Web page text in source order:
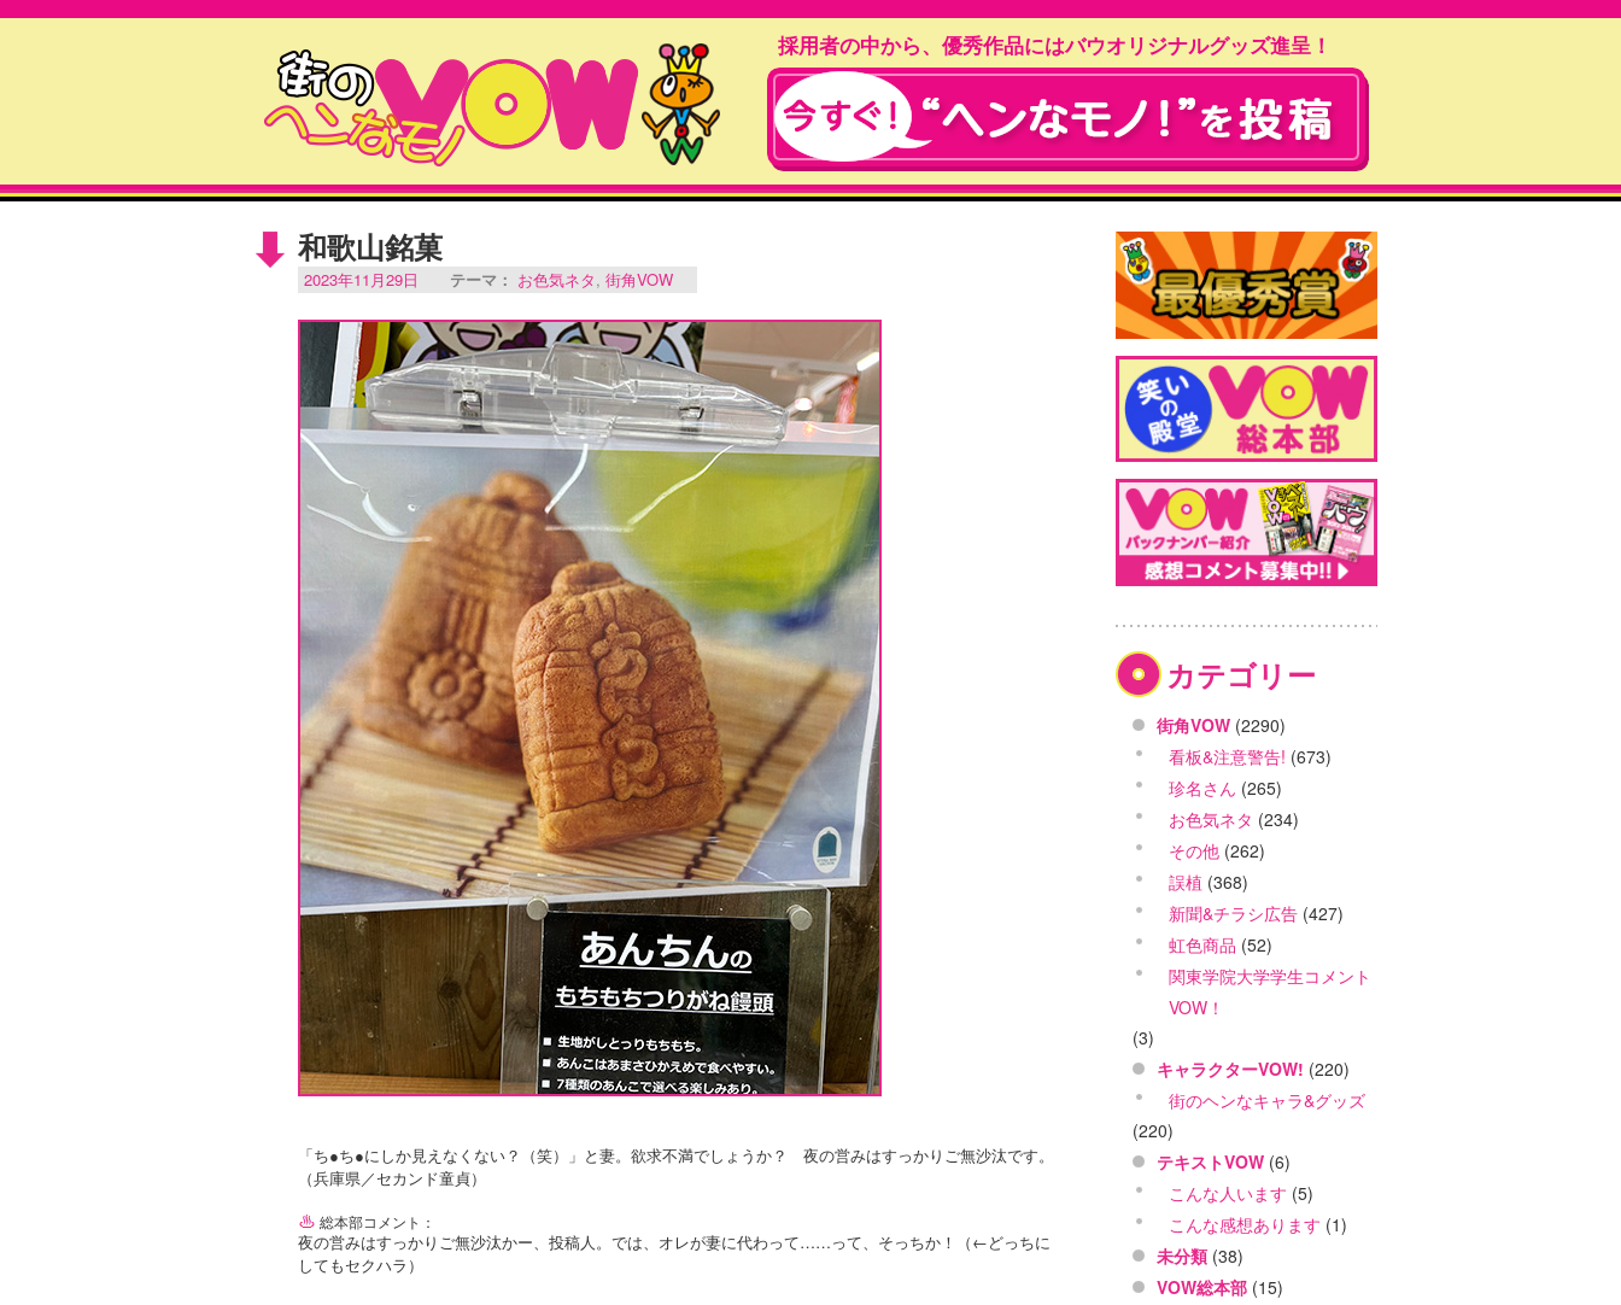
採用者の中から、優秀作品にはバウオリジナルグッズ進呈！
和歌山銘菓
2023年11月29日 テーマ： お色気ネタ, 街角VOW
「ち●ち●にしか見えなくない？（笑）」と妻。欲求不満でしょうか？ 夜の営みはすっかりご無沙汰です。
（兵庫県／セカンド童貞）
総本部コメント：
夜の営みはすっかりご無沙汰かー、投稿人。では、オレが妻に代わって……って、そっちか！（←どっちに
してもセクハラ）
カテゴリー
街角VOW (2290)
看板&注意警告! (673)
珍名さん (265)
お色気ネタ (234)
その他 (262)
誤植 (368)
新聞&チラシ広告 (427)
虹色商品 (52)
関東学院大学学生コメント
VOW！
(3)
キャラクターVOW! (220)
街のヘンなキャラ&グッズ
(220)
テキストVOW (6)
こんな人います (5)
こんな感想あります (1)
未分類 (38)
VOW総本部 (15)